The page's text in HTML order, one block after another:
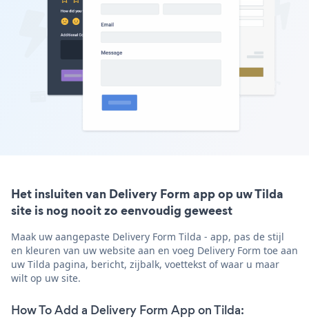
Het insluiten van Delivery Form app op uw Tilda
site is nog nooit zo eenvoudig geweest
Maak uw aangepaste Delivery Form Tilda - app, pas de stijl
en kleuren van uw website aan en voeg Delivery Form toe aan
uw Tilda pagina, bericht, zijbalk, voettekst of waar u maar
wilt op uw site.
How To Add a Delivery Form App on Tilda: